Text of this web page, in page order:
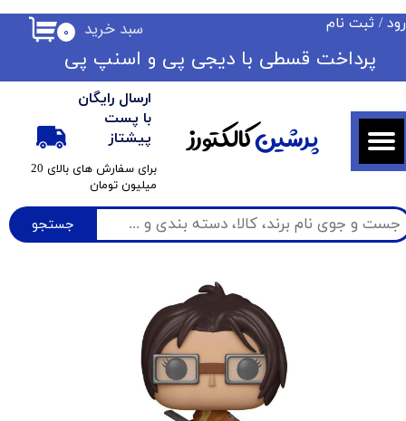
جستجو
ارسال رایگان
با پست
پیشتاز
​برای سفارش های بالای 20
میلیون تومان
۰ سبد خرید / ثبت نام
حساب کاربری من
تغییر گذر واژه
سفارشات
خروج از حساب کاربری
​​پرداخت قسطی با دیجی پی ​​​​​​​و اسنپ پی
پرشینکالکتورز